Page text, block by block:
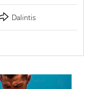
Dalintis